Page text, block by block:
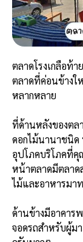
ตลาดโรงเกลือท้
ตลาดที่ค่อนข้างใ
หลากหลาย
ที่ด้านหลังของต
ดอกไม้นานาชนิด
อุปโภคบริโภคที่คุ
หน้าตลาดมีตลาด
ไม้และอาหารมา
ด้านข้างมีอาคาร
จอดรถสำหรับผู้ม